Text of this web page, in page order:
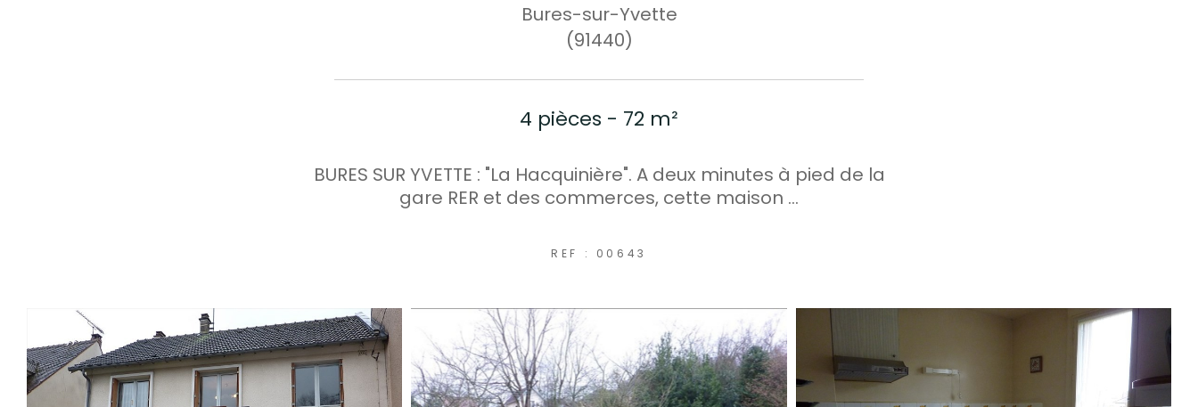
Bures-sur-Yvette
(91440)
4 pièces - 72 m²
BURES SUR YVETTE : "La Hacquinière". A deux minutes à pied de la
gare RER et des commerces, cette maison ...
REF : 00643